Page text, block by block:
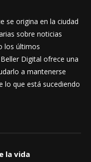
se origina en la ciudad
sobre noticias
los últimos
Digital ofrece una
a mantenerse
lo que está sucediendo
la vida